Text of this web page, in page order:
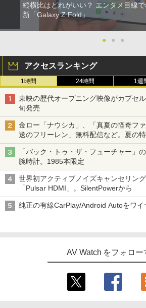
縦横比はどれがいい？ エンタメ目線
新「Galaxy Z Fold」
● ● ●
アクセスランキング
1時間 24時間 1週
東映の歴代オープニング映像がカプセ
旬発売
金ロー「ナウシカ」、「真夏の怪奇フ
送のフリーレン」無料配信など。夏の
「バック・トゥ・ザ・フューチャー」
腕時計。1985本限定
世界初アクティブノイズキャンセリン
「Pulsar HDMI」。SilentPowerから
純正の有線CarPlay/Android Autoをワイ
AV Watch をフォロー